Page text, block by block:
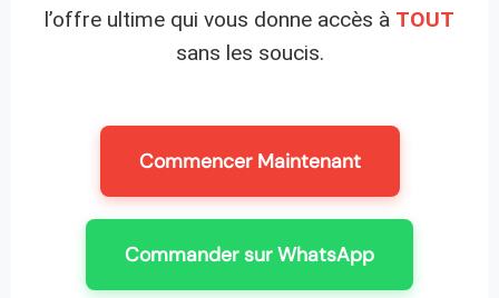
l’offre ultime qui vous donne accès à TOUT
sans les soucis.
Commencer Maintenant
Commander sur WhatsApp